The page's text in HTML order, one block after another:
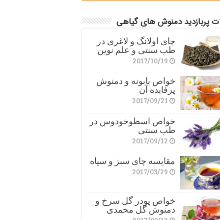
پربازدید دمنوش های گیاهی
چای اولانگ و لاغری در
طب سنتی و علم نوین
2017/10/19
خواص بابونه و دمنوش
پرفایده آن
2017/09/21
خواص اسطوخودوس در
طب سنتی
2017/09/12
مقایسه چای سبز و سیاه
2017/03/29
خواص پودر گل سرخ و
دمنوش گل محمدی